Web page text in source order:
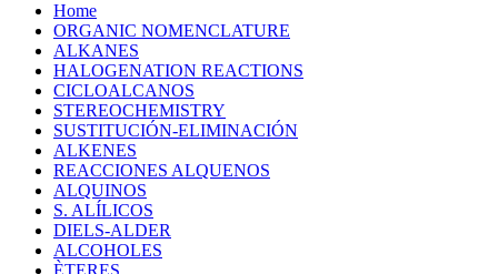
Home
ORGANIC NOMENCLATURE
ALKANES
HALOGENATION REACTIONS
CICLOALCANOS
STEREOCHEMISTRY
SUSTITUCIÓN-ELIMINACIÓN
ALKENES
REACCIONES ALQUENOS
ALQUINOS
S. ALÍLICOS
DIELS-ALDER
ALCOHOLES